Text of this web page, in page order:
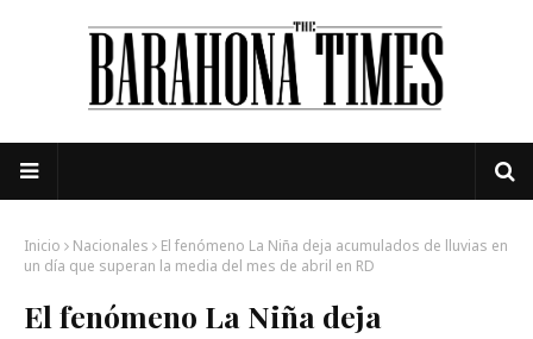
Inicio Nacionales
El fenómeno La Niña deja acumulados de lluvias en
un día que superan la media del mes de abril en RD
El fenómeno La Niña deja